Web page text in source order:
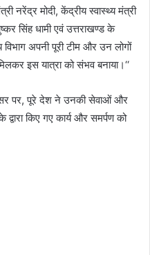
नरेंद्र मोदी, केंद्रीय स्वास्थ्य मंत्री
सिंह धामी एवं उत्तराखण्ड के
विभाग अपनी पूरी टीम और उन लोगों
इस यात्रा को संभव बनाया।‘‘
पर, पूरे देश ने उनकी सेवाओं और
किए गए कार्य और समर्पण को